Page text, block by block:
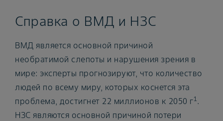
Справка о ВМД и НЗС
ВМД является основной причиной
необратимой слепоты и нарушения зрения в
мире: эксперты прогнозируют, что количество
людей по всему миру, которых коснется эта
проблема, достигнет 22 миллионов к 2050 г1 .
НЗС являются основной причиной потери